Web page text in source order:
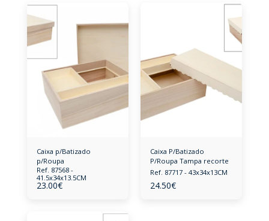
Caixa p/Batizado
p/Roupa
Ref. 87568 -
41.5x34x13.5CM
23.00€
Caixa P/Batizado
P/Roupa Tampa recorte
Ref. 87717 - 43x34x13CM
24.50€